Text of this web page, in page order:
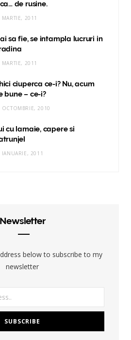
de rusine.
MARTIE, 2011
sa fie, se intampla lucruri in
MARTIE, 2011
ciuperca ce-i? Nu, acum
bune – ce-i?
OCTOMBRIE, 2010
cu lamaie, capere si
IANUARIE, 2011
Newsletter
below to subscribe to my
newsletter